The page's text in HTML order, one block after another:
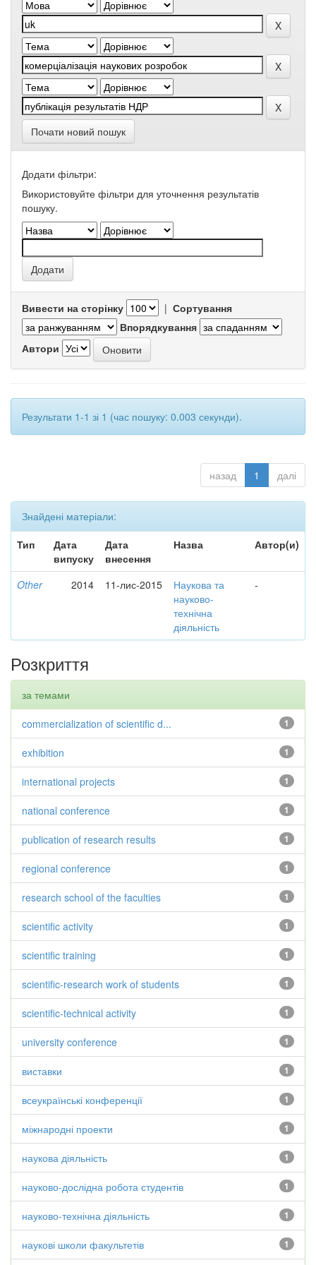
Почати новий пошук
Додати фільтри:
Використовуйте фільтри для уточнення результатів
пошуку.
Вивести на сторінку | Сортування
Впорядкування
Автори
Результати 1-1 зі 1 (час пошуку: 0.003 секунди).
назад 1 далі
Знайдені матеріали:
Тип
Дата
випуску
Дата
внесення
Назва Автор(и)
Other 2014 11-лис-2015
Наукова та
науково-
технічна
діяльність
-
Розкриття
за темами
1
commercialization of scientific d...
1
exhibition
1
international projects
1
national conference
1
publication of research results
1
regional conference
1
research school of the faculties
1
scientific activity
1
scientific training
1
scientific-research work of students
1
scientific-technical activity
1
university conference
1
виставки
1
всеукраїнські конференції
1
міжнародні проекти
1
наукова діяльність
1
науково-дослідна робота студентів
1
науково-технічна діяльність
1
наукові школи факультетів